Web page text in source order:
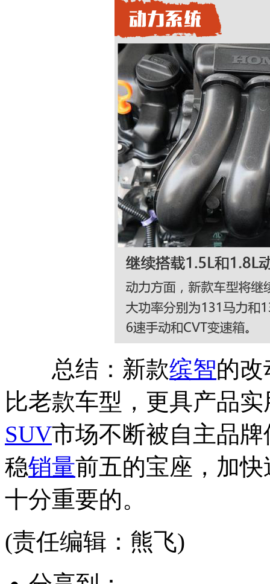
总结：新款缤智的
比老款车型，更具产品
SUV市场不断被自主品
稳销量前五的宝座，加
十分重要的。
(责任编辑：熊飞)